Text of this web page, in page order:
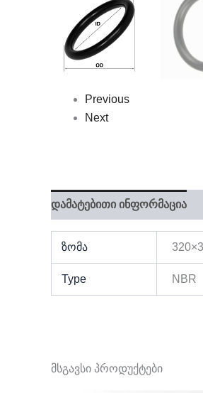
Previous
Next
დამატებითი ინფორმაცია
ზომა 320×3
Type NBR
მსგავსი პროდუქტები